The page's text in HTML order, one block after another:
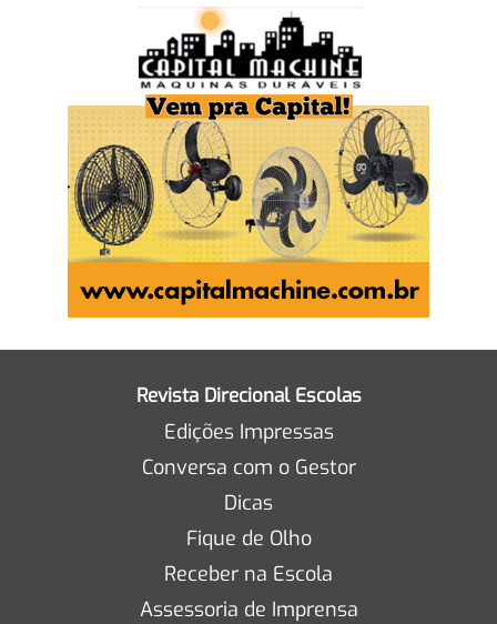
Revista Direcional Escolas
Edições Impressas
Conversa com o Gestor
Dicas
Fique de Olho
Receber na Escola
Assessoria de Imprensa